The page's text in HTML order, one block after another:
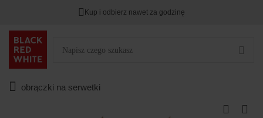
Kup i odbierz nawet za godzinę
obrączki na serwetki